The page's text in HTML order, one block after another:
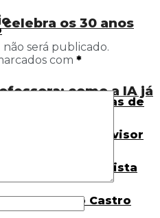
os 30 anos
como a IA já
será publicado.
com *